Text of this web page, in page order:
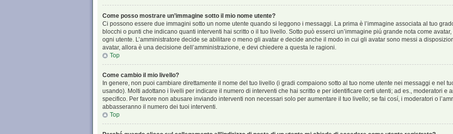
Come posso mostrare un’immagine sotto il mio nome utente?
Ci possono essere due immagini sotto un nome utente quando si leggono i messaggi. La prima è l’immagine associata al tuo
blocchi o punti che indicano quanti interventi hai scritto o il tuo livello. Sotto può esserci un’immagine piú grande nota come
ogni utente. L’amministratore decide se abilitare o meno gli avatar e decide anche il modo in cui gli avatar sono messi a
avatar, allora è una decisione dell’amministrazione, e devi chiedere a questa le ragioni.
Top
Come cambio il mio livello?
In genere, non puoi cambiare direttamente il nome del tuo livello (i gradi compaiono sotto al tuo nome utente nei messaggi e nel
usando). Molti adottano i livelli per indicare il numero di interventi che hai scritto e per identificare certi utenti; ad es., moderatori e
specifico. Per favore non abusare inviando interventi non necessari solo per aumentare il tuo livello; se fai cosí, i moderatori o
abbasseranno il numero dei tuoi interventi.
Top